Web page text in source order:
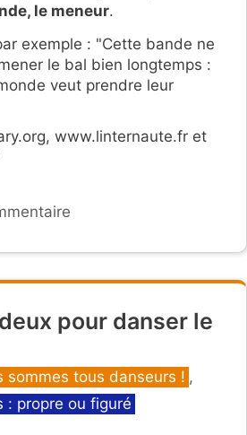
le meneur.
exemple : "Cette bande ne
le bal bien longtemps :
veut prendre leur
www.linternaute.fr et
pour danser le
sommes tous danseurs ! ,
: propre ou figuré